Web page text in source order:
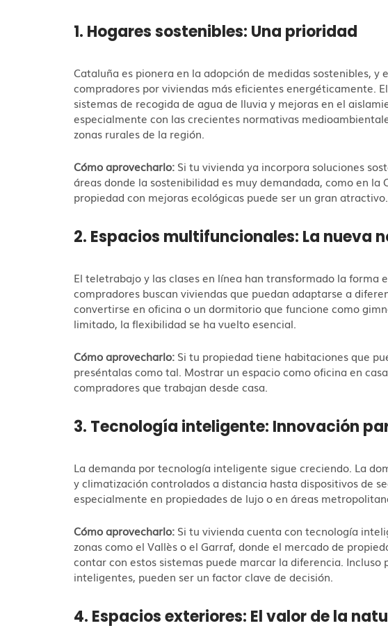
1. Hogares sostenibles: Una prioridad
Cataluña es pionera en la adopción de medidas sostenibles, y
compradores por viviendas más eficientes energéticamente.
sistemas de recogida de agua de lluvia y mejoras en el
especialmente con las crecientes normativas
zonas rurales de la región.
Cómo aprovecharlo: Si tu vivienda ya incorpora soluciones
áreas donde la sostenibilidad es muy demandada, como en la
propiedad con mejoras ecológicas puede ser un gran atractivo.
2. Espacios multifuncionales: La nueva
El teletrabajo y las clases en línea han transformado la forma
compradores buscan viviendas que puedan adaptarse a
convertirse en oficina o un dormitorio que funcione como
limitado, la flexibilidad se ha vuelto esencial.
Cómo aprovecharlo: Si tu propiedad tiene habitaciones que
preséntalas como tal. Mostrar un espacio como oficina en
compradores que trabajan desde casa.
3. Tecnología inteligente: Innovación
La demanda por tecnología inteligente sigue creciendo. La
y climatización controlados a distancia hasta dispositivos de
especialmente en propiedades de lujo o en áreas
Cómo aprovecharlo: Si tu vivienda cuenta con tecnología
zonas como el Vallès o el Garraf, donde el mercado de
contar con estos sistemas puede marcar la diferencia.
inteligentes, pueden ser un factor clave de decisión.
4. Espacios exteriores: El valor de la